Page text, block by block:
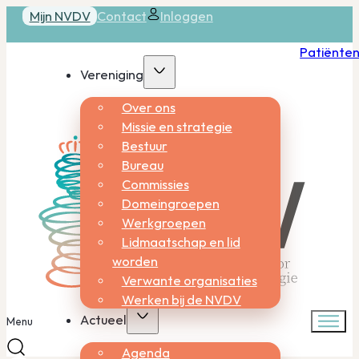
Mijn NVDV Contact Inloggen
Vereniging
Over ons
Missie en strategie
Bestuur
Bureau
Commissies
Domeingroepen
Werkgroepen
Lidmaatschap en lid
worden
Verwante organisaties
Werken bij de NVDV
Actueel
Agenda
Menu